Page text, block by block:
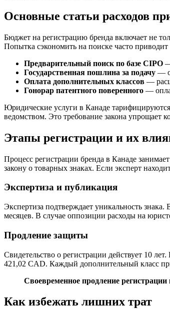
Основные статьи расходов
Бюджет на регистрацию бренда включает не
Попытка сэкономить на поиске часто
Предварительный поиск по базе CIPO
Государственная пошлина за подачу —
Оплата дополнительных классов —
Гонорар патентного поверенного —
Юридические услуги в Канаде
ведомством. Это требование закона упрощает
Этапы регистрации и их
Процесс регистрации бренда в Канаде
закону о товарных знаках. Если эксперт
Экспертиза и публикация
Экспертиза подтверждает уникальность
месяцев. В случае оппозиции расходы на
Продление защиты
Свидетельство о регистрации действует 10
421,02 CAD. Каждый дополнительный класс
Своевременное продление
Как избежать лишних трат